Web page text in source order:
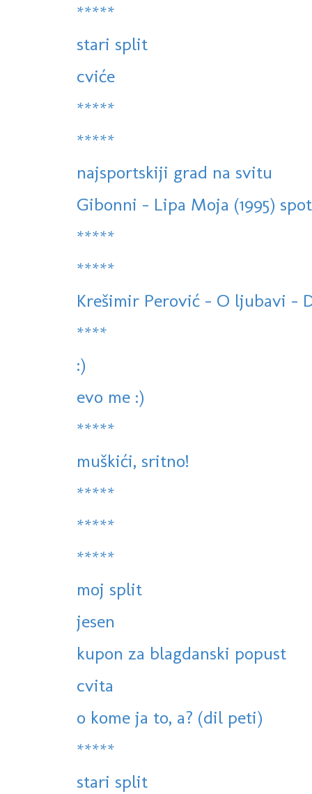
*****
stari split
cviće
*****
*****
najsportskiji grad na svitu
Gibonni - Lipa Moja (1995)
*****
*****
Krešimir Perović - O ljubavi -
****
:)
evo me :)
*****
muškići, sritno!
*****
*****
*****
moj split
jesen
kupon za blagdanski popust
cvita
o kome ja to, a? (dil peti)
*****
stari split